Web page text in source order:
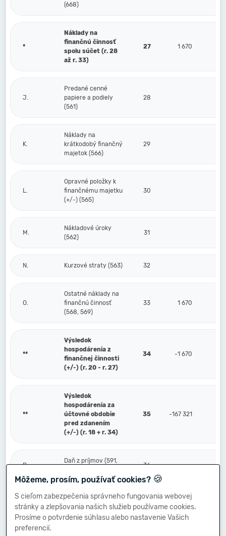
(668)
*
Náklady na
finančnú činnosť
spolu súčet (r. 28
až r. 33)
27 1 670
J.
Predané cenné
papiere a podiely
(561)
28
K.
Náklady na
krátkodobý finančný
majetok (566)
29
L.
Opravné položky k
finančnému majetku
(+/-) (565)
30
M.
Nákladové úroky
(562)
31
N. Kurzové straty (563) 32
O.
Ostatné náklady na
finančnú činnosť
(568, 569)
33 1 670
**
Výsledok
hospodárenia z
finančnej činnosti
(+/-) (r. 20 - r. 27)
34 -1 670
**
Výsledok
hospodárenia za
účtovné obdobie
pred zdanením
(+/-) (r. 18 + r. 34)
35 -167 321
P.
Daň z príjmov (591,
36
Q.
Prevod podielov na
výsledku
hospodárenia
37
Môžeme, prosím, používať cookies? 🍪
S cieľom zabezpečenia správneho fungovania webovej
stránky a zlepšovania našich služieb používame cookies.
Prosíme o potvrdenie súhlasu alebo nastavenie Vašich
preferencií.